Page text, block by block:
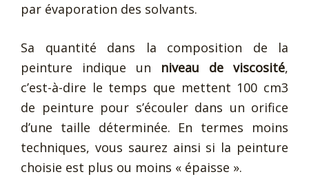
par évaporation des solvants.
Sa quantité dans la composition de la
peinture indique un niveau de viscosité,
c’est-à-dire le temps que mettent 100 cm3
de peinture pour s’écouler dans un orifice
d’une taille déterminée. En termes moins
techniques, vous saurez ainsi si la peinture
choisie est plus ou moins « épaisse ».